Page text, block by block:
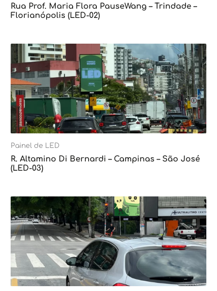
Rua Prof. Maria Flora PauseWang – Trindade –
Florianópolis (LED-02)
Painel de LED
R. Altamino Di Bernardi – Campinas – São José
(LED-03)